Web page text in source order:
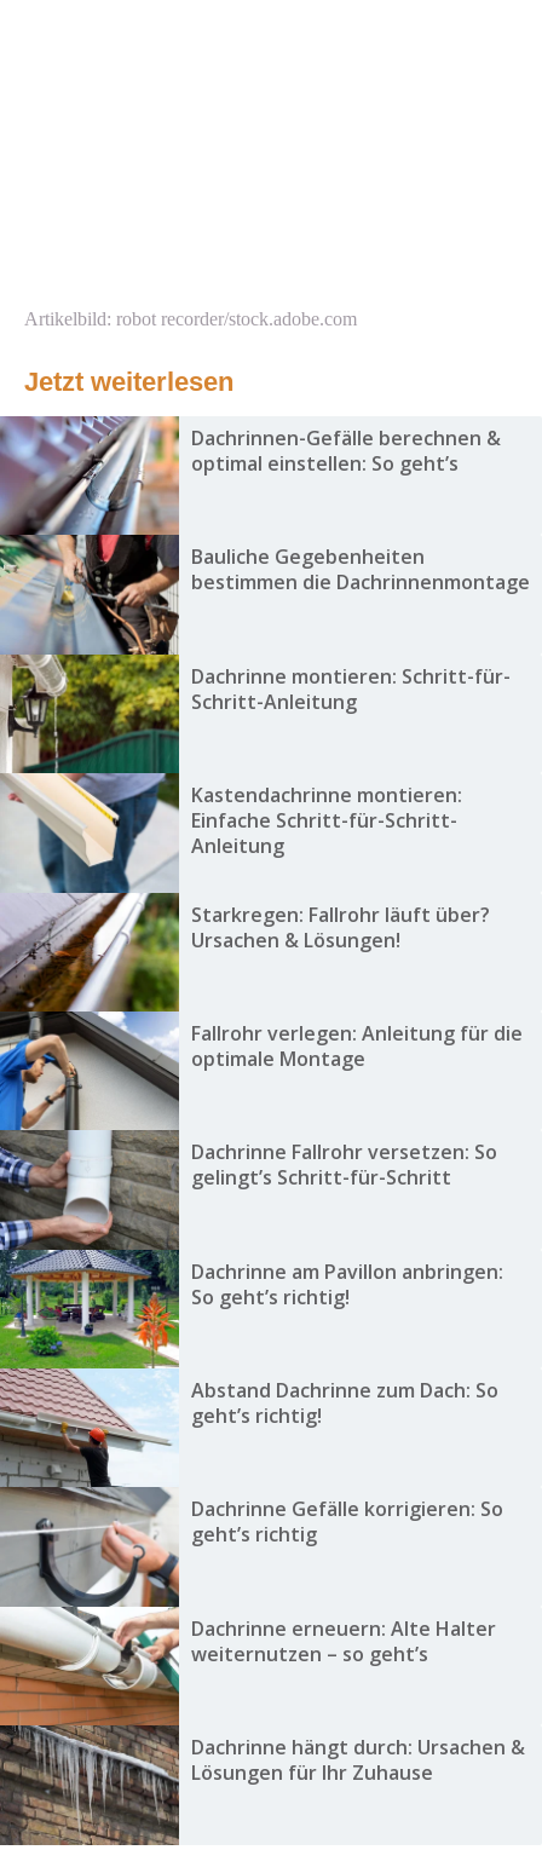
Artikelbild: robot recorder/stock.adobe.com
Jetzt weiterlesen
Dachrinnen-Gefälle berechnen &
optimal einstellen: So geht’s
Bauliche Gegebenheiten
bestimmen die Dachrinnenmontage
Dachrinne montieren: Schritt-für-
Schritt-Anleitung
Kastendachrinne montieren:
Einfache Schritt-für-Schritt-
Anleitung
Starkregen: Fallrohr läuft über?
Ursachen & Lösungen!
Fallrohr verlegen: Anleitung für die
optimale Montage
Dachrinne Fallrohr versetzen: So
gelingt’s Schritt-für-Schritt
Dachrinne am Pavillon anbringen:
So geht’s richtig!
Abstand Dachrinne zum Dach: So
geht’s richtig!
Dachrinne Gefälle korrigieren: So
geht’s richtig
Dachrinne erneuern: Alte Halter
weiternutzen – so geht’s
Dachrinne hängt durch: Ursachen &
Lösungen für Ihr Zuhause